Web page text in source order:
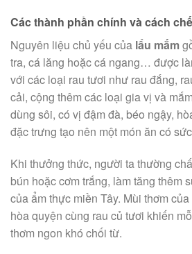
Các thành phần chính và cách
Nguyên liệu chủ yếu của lẩu mắm
tra, cá lăng hoặc cá ngang… được
với các loại rau tươi như rau đắng,
cải, cộng thêm các loại gia vị và
dùng sôi, có vị đậm đà, béo ngậy,
đặc trưng tạo nên một món ăn có
Khi thưởng thức, người ta thường
bún hoặc cơm trắng, làm tăng thêm
của ẩm thực miền Tây. Mùi thơm
hòa quyện cùng rau củ tươi khiến
thơm ngon khó chối từ.